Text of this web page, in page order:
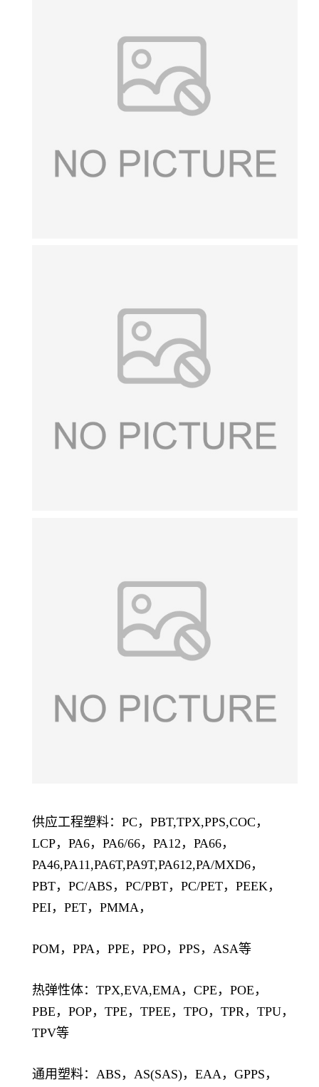
供应工程塑料：PC，PBT,TPX,PPS,COC，
LCP，PA6，PA6/66，PA12，PA66，
PA46,PA11,PA6T,PA9T,PA612,PA/MXD6，
PBT，PC/ABS，PC/PBT，PC/PET，PEEK，
PEI，PET，PMMA，
POM，PPA，PPE，PPO，PPS，ASA等
热弹性体：TPX,EVA,EMA，CPE，POE，
PBE，POP，TPE，TPEE，TPO，TPR，TPU，
TPV等
通用塑料：ABS，AS(SAS)，EAA，GPPS，